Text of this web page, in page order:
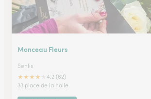
Monceau Fleurs
Senlis
★★★★
4.2 (62)
33 place de la halle